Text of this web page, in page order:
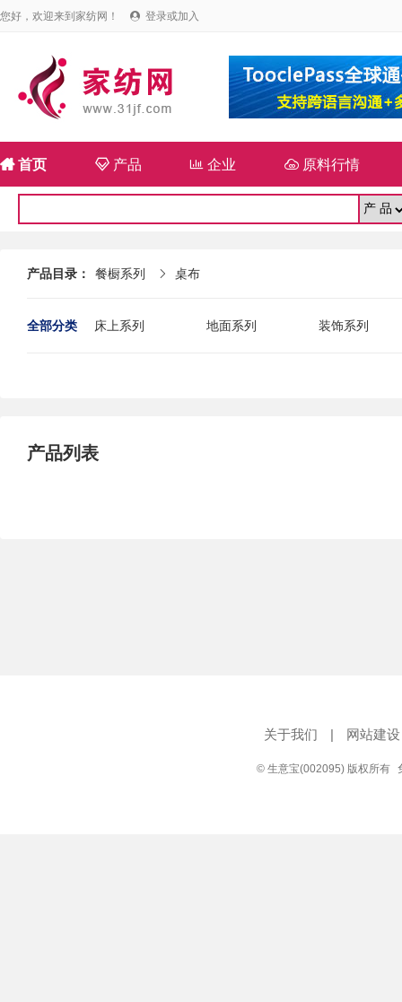
您好，欢迎来到家纺网！  登录或加入
首页 产品  企业 原料行情
产品目录： 餐橱系列  桌布
全部分类 床上系列 地面系列
装饰系列
产品列表
关于我们 | 网站建设
© 生意宝(002095) 版权所有